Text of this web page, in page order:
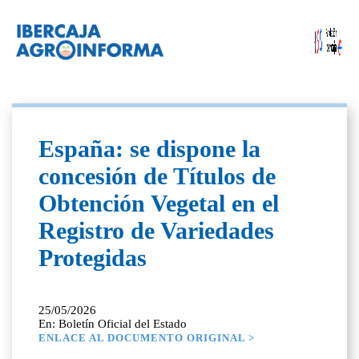
España: se dispone la
concesión de Títulos de
Obtención Vegetal en el
Registro de Variedades
Protegidas
25/05/2026
En: Boletín Oficial del Estado
ENLACE AL DOCUMENTO ORIGINAL >